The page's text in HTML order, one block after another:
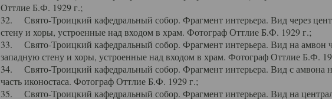
Оттлие Б.Ф. 1929 г.;
32. Свято-Троицкий кафедральный собор. Фрагмент интерьера. Вид через
стену и хоры, устроенные над входом в храм. Фотограф Оттлие Б.Ф. 1929 г.;
33. Свято-Троицкий кафедральный собор. Фрагмент интерьера. Вид на амвон
западную стену и хоры, устроенные над входом в храм. Фотограф Оттлие Б.Ф.
34. Свято-Троицкий кафедральный собор. Фрагмент интерьера. Вид с амвона
часть иконостаса. Фотограф Оттлие Б.Ф. 1929 г.;
35. Свято-Троицкий кафедральный собор. Фрагмент интерьера. Вид на